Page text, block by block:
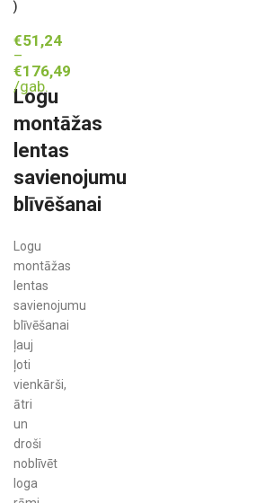
)
€51,24
–
€176,49
/gab.
Logu
montāžas
lentas
savienojumu
blīvēšanai
Logu
montāžas
lentas
savienojumu
blīvēšanai
ļauj
ļoti
vienkārši,
ātri
un
droši
noblīvēt
loga